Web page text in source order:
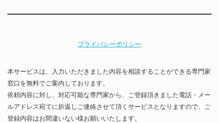
プライバシーポリシー
本サービスは、入力いただきました内容を相談することができる専門家
窓口を無料でご案内しております。
依頼内容に対し、対応可能な専門家から、ご登録頂きました電話・メー
ルアドレス宛てに折返しご連絡させて頂くサービスとなりますので、ご
登録内容はお間違いない様お願いいたします。